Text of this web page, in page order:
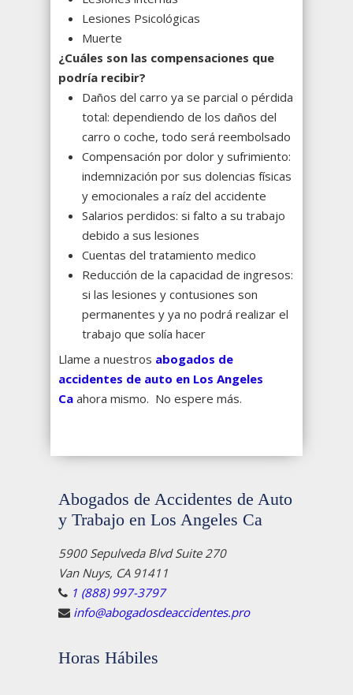
Lesiones Psicológicas
Muerte
¿Cuáles son las compensaciones que
podría recibir?
Daños del carro ya se parcial o pérdida
total: dependiendo de los daños del
carro o coche, todo será reembolsado
Compensación por dolor y sufrimiento:
indemnización por sus dolencias físicas
y emocionales a raíz del accidente
Salarios perdidos: si falto a su trabajo
debido a sus lesiones
Cuentas del tratamiento medico
Reducción de la capacidad de ingresos:
si las lesiones y contusiones son
permanentes y ya no podrá realizar el
trabajo que solía hacer
Llame a nuestros abogados de
accidentes de auto en Los Angeles
Ca ahora mismo. No espere más.
Abogados de Accidentes de Auto
y Trabajo en Los Angeles Ca
5900 Sepulveda Blvd Suite 270
Van Nuys, CA 91411
1 (888) 997-3797
info@abogadosdeaccidentes.pro
Horas Hábiles